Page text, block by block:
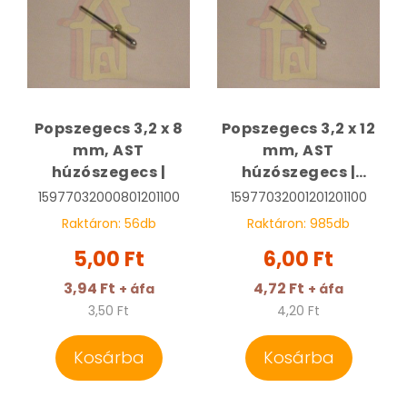
Popszegecs 3,2 x 8
mm, AST
húzószegecs |
15977032000801201100
Raktáron: 56db
5,00 Ft
3,94 Ft + áfa
3,50 Ft
Kosárba
Popszegecs 3,2 x 12
mm, AST
húzószegecs |
50444
15977032001201201100
Raktáron: 985db
6,00 Ft
4,72 Ft + áfa
4,20 Ft
Kosárba